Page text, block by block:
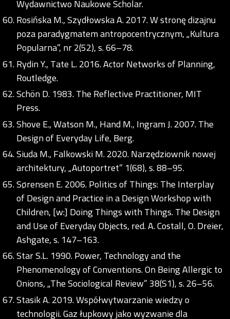
Wydawnictwo Naukowe Scholar.
Rosińska M., Szydłowska A. 2017. W stronę dizajnu
poza paradygmatem antropocentrycznym, „Kultura
Popularna”, nr 2(52), s. 66–78.
Rydin Y., Tate L. 2016. Actor Networks of Planning,
Routledge.
Schön D. 1983. The Reflective Practitioner, MIT
Press.
Shove E., Watson M., Hand M., Ingram J. 2007. The
Design of Everyday Life, Berg.
Siuda M., Falkowski M. 2020. Narzędziownik nowej
architektury, „Autoportret” 1(68), s. 88–95.
Sørensen E. 2006. Politics of Things: The Interplay
of Design and Practice in a Design Workshop with
Children, [w:] Doing Things with Things. The Design
and Use of Everyday Objects, red. A. Costall, O. Dreier,
Ashgate, s. 147–163.
Star S.L. 1990. Power, Technology and the
Phenomenology of Conventions. On Being Allergic to
Onions, „The Sociological Review” 38(S1), s. 26–56.
Stasik A. 2019. Współwytwarzanie wiedzy o
technologii. Gaz łupkowy jako wyzwanie dla